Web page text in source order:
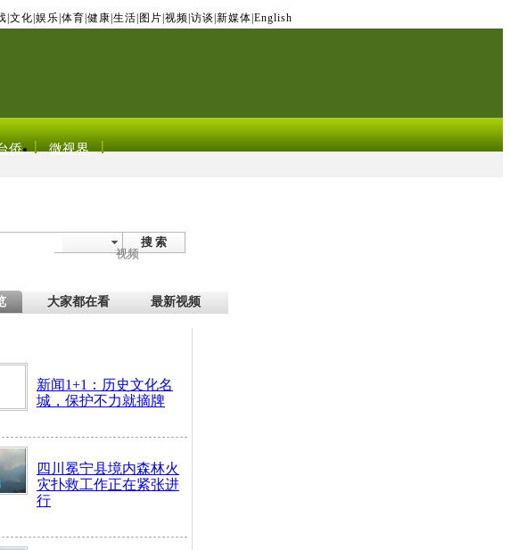
文化 娱乐 体育 健康 生活 图片 视频 访谈 新媒体 English
侨 微视界
搜 索
视频
大家都在看 最新视频
新闻1+1：历史文化名
城，保护不力就摘牌
四川冕宁县境内森林火
灾扑救工作正在紧张进
行